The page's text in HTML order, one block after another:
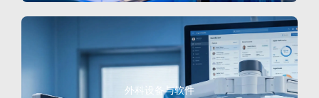
外科设备与软件